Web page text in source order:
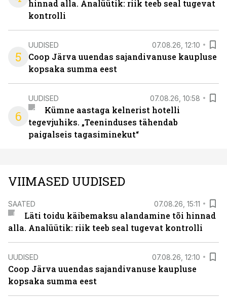
hinnad alla. Analüütik: riik teeb seal tugevat
kontrolli
5
UUDISED 07.08.26, 12:10
Coop Järva uuendas sajandivanuse kaupluse
kopsaka summa eest
6
UUDISED 07.08.26, 10:58
Kümne aastaga kelnerist hotelli
tegevjuhiks. „Teeninduses tähendab
paigalseis tagasiminekut“
VIIMASED UUDISED
SAATED 07.08.26, 15:11
Läti toidu käibemaksu alandamine tõi hinnad
alla. Analüütik: riik teeb seal tugevat kontrolli
UUDISED 07.08.26, 12:10
Coop Järva uuendas sajandivanuse kaupluse
kopsaka summa eest